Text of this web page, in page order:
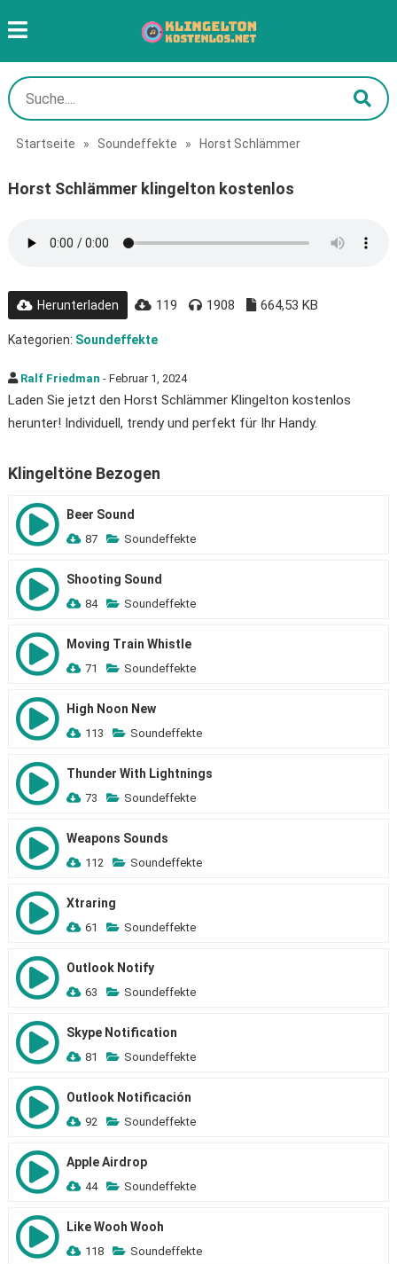
Startseite » Soundeffekte » Horst Schlämmer
Horst Schlämmer klingelton kostenlos
Herunterladen 119 1908 664,53 KB
Kategorien: Soundeffekte
Ralf Friedman - Februar 1, 2024
Laden Sie jetzt den Horst Schlämmer Klingelton kostenlos
herunter! Individuell, trendy und perfekt für Ihr Handy.
Klingeltöne Bezogen
Beer Sound
87 Soundeffekte
Shooting Sound
84 Soundeffekte
Moving Train Whistle
71 Soundeffekte
High Noon New
113 Soundeffekte
Thunder With Lightnings
73 Soundeffekte
Weapons Sounds
112 Soundeffekte
Xtraring
61 Soundeffekte
Outlook Notify
63 Soundeffekte
Skype Notification
81 Soundeffekte
Outlook Notificación
92 Soundeffekte
Apple Airdrop
44 Soundeffekte
Like Wooh Wooh
118 Soundeffekte